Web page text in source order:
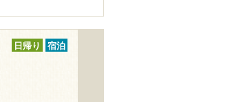
日帰り 宿泊